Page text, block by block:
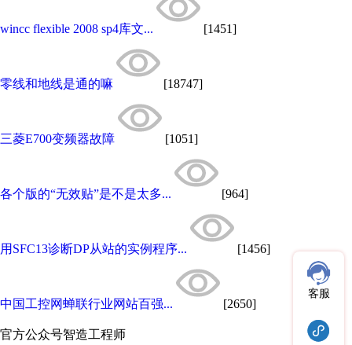
wincc flexible 2008 sp4库文... [1451]
零线和地线是通的嘛 [18747]
三菱E700变频器故障 [1051]
各个版的“无效贴”是不是太多... [964]
用SFC13诊断DP从站的实例程序... [1456]
中国工控网蝉联行业网站百强... [2650]
官方公众号智造工程师
客服